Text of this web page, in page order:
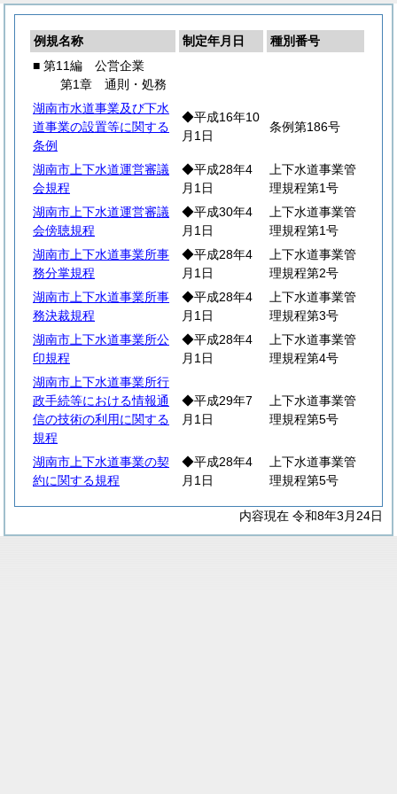
例規名称 制定年月日
種別番号
■ 第11編 公営企業
第1章 通則・処務
湖南市水道事業及び下水
道事業の設置等に関する
条例
◆平成16年10
月1日
条例第186号
湖南市上下水道運営審議
会規程
◆平成28年4
月1日
上下水道事業管
理規程第1号
湖南市上下水道運営審議
会傍聴規程
◆平成30年4
月1日
上下水道事業管
理規程第1号
湖南市上下水道事業所事
務分掌規程
◆平成28年4
月1日
上下水道事業管
理規程第2号
湖南市上下水道事業所事
務決裁規程
◆平成28年4
月1日
上下水道事業管
理規程第3号
湖南市上下水道事業所公
印規程
◆平成28年4
月1日
上下水道事業管
理規程第4号
湖南市上下水道事業所行
政手続等における情報通
信の技術の利用に関する
規程
◆平成29年7
月1日
上下水道事業管
理規程第5号
湖南市上下水道事業の契
約に関する規程
◆平成28年4
月1日
上下水道事業管
理規程第5号
内容現在 令和8年3月24日